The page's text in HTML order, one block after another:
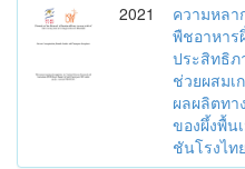
2021
ความหลา
พืชอาหาร
ประสิทธิภ
ช่วยผสมเ
ผลผลิตทา
ของผึ้งพื้น
ชันโรงไทย